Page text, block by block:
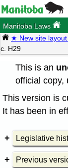
Manitoba Laws
★ New site
c. H29
This is an
official copy,
This version is
It has been in
Legislative
Previous